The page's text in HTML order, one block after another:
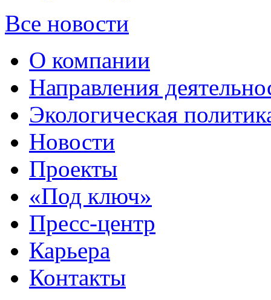
Все новости
О компании
Направления
Экологическая
Новости
Проекты
«Под ключ»
Пресс-центр
Карьера
Контакты